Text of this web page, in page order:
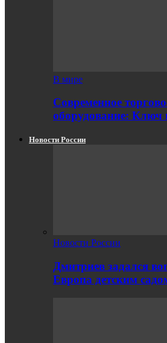
В мире
Современное
оборудование: Ключ
Новости России
Новости России
Дмитриев задался
Европа детским